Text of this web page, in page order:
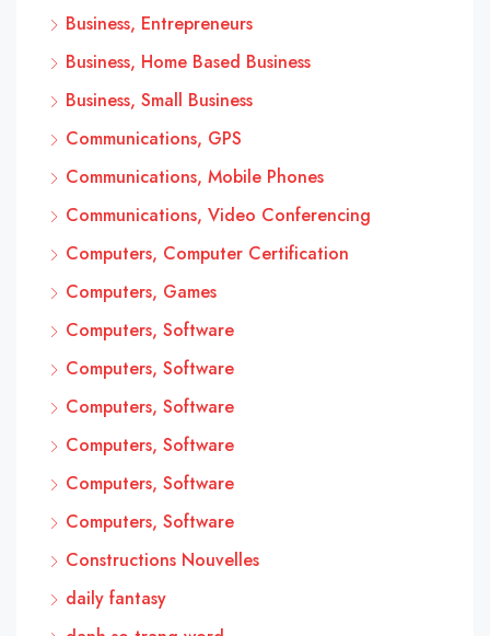
Business, Entrepreneurs
Business, Home Based Business
Business, Small Business
Communications, GPS
Communications, Mobile Phones
Communications, Video Conferencing
Computers, Computer Certification
Computers, Games
Computers, Software
Computers, Software
Computers, Software
Computers, Software
Computers, Software
Computers, Software
Constructions Nouvelles
daily fantasy